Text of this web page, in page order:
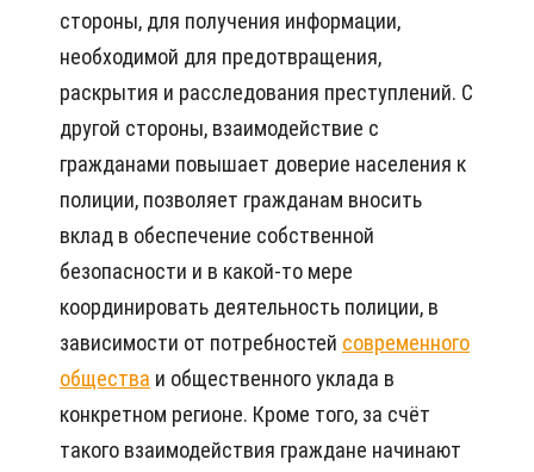
стороны, для получения информации,
необходимой для предотвращения,
раскрытия и расследования преступлений. С
другой стороны, взаимодействие с
гражданами повышает доверие населения к
полиции, позволяет гражданам вносить
вклад в обеспечение собственной
безопасности и в какой-то мере
координировать деятельность полиции, в
зависимости от потребностей современного
общества и общественного уклада в
конкретном регионе. Кроме того, за счёт
такого взаимодействия граждане начинают